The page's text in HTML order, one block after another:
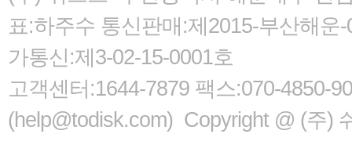
표:하주수 통신판매:제2015-부산해
가통신:제3-02-15-0001호
고객센터:1644-7879 팩스:070-4850-
(help@todisk.com) Copyright @ (주)